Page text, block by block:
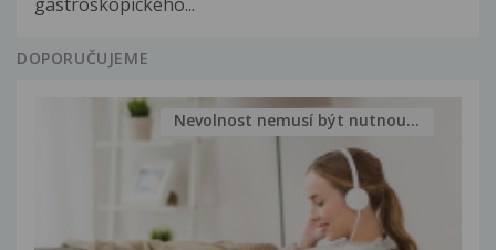
DOPORUČUJEME
Nevolnost nemusí být nutnou...